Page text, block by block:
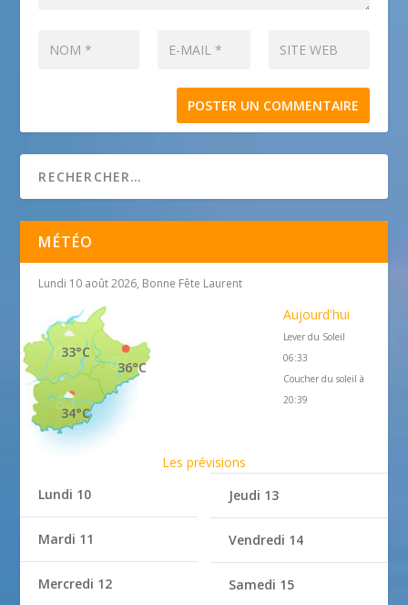
MÉTÉO
Lundi 10 août 2026, Bonne Fête Laurent
36°C
33°C
34°C
Aujourd'hui
Lever du Soleil
06:33
Coucher du soleil à
20:39
Les prévisions
Lundi 10
Mardi 11
Mercredi 12
Jeudi 13
Vendredi 14
Samedi 15